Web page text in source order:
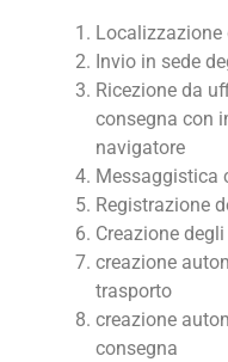
Localizzazione
Invio in sede
Ricezione da
consegna con
navigatore
Messaggistica
Registrazione
Creazione
creazione
trasporto
creazione
consegna